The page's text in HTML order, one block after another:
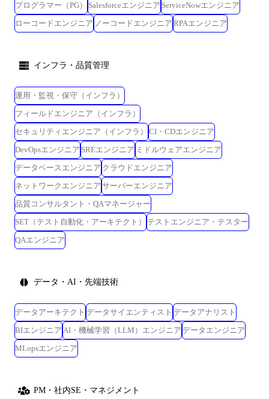
プログラマー（PG）
Salesforceエンジニア ServiceNowエンジニア
ローコードエンジニア ノーコードエンジニア RPAエンジニア
インフラ・品質管理
運用・監視・保守（インフラ）
フィールドエンジニア（インフラ）
セキュリティエンジニア（インフラ）
CI・CDエンジニア
DevOpsエンジニア SREエンジニア ミドルウェアエンジニア
データベースエンジニア クラウドエンジニア
ネットワークエンジニア サーバーエンジニア
品質コンサルタント・QAマネージャー
SET（テスト自動化・アーキテクト）
テストエンジニア・テスター
QAエンジニア
データ・AI・先端技術
データアーキテクト データサイエンティスト データアナリスト
BIエンジニア AI・機械学習（LLM）エンジニア データエンジニア
MLopsエンジニア
PM・社内SE・マネジメント